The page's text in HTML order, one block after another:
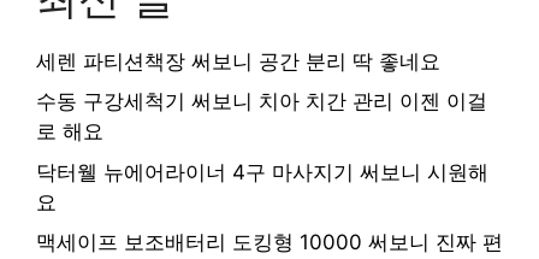
세렌 파티션책장 써보니 공간 분리 딱 좋네요
수동 구강세척기 써보니 치아 치간 관리 이젠 이걸
로 해요
닥터웰 뉴에어라이너 4구 마사지기 써보니 시원해
요
맥세이프 보조배터리 도킹형 10000 써보니 진짜 편